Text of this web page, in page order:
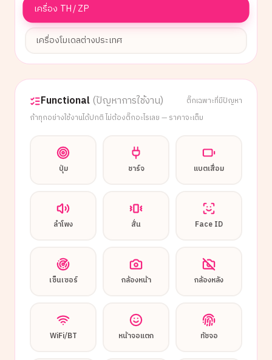
เครื่อง TH / ZP
เครื่องโมเดลต่างประเทศ
Functional(ปัญหาการใช้งาน)
ติ๊กเฉพาะที่มีปัญหา
ถ้าทุกอย่างใช้งานได้ปกติ ไม่ต้องติ๊กอะไรเลย — ราคาจะเต็ม
ปุ่ม ชาร์จ แบตเสื่อม
ลำโพง สั่น Face ID
เซ็นเซอร์ กล้องหน้า กล้องหลัง
WiFi/BT หน้าจอแตก ทัชจอ